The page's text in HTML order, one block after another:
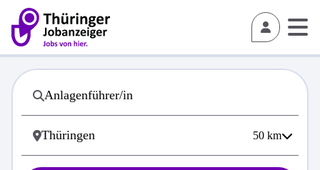
50 km